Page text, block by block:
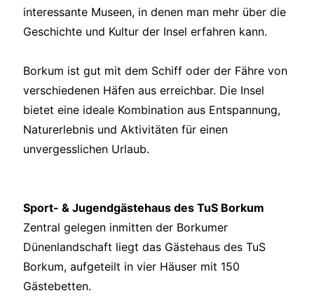
interessante Museen, in denen man mehr über die
Geschichte und Kultur der Insel erfahren kann.
Borkum ist gut mit dem Schiff oder der Fähre von
verschiedenen Häfen aus erreichbar. Die Insel
bietet eine ideale Kombination aus Entspannung,
Naturerlebnis und Aktivitäten für einen
unvergesslichen Urlaub.
Sport- & Jugendgästehaus des TuS Borkum
Zentral gelegen inmitten der Borkumer
Dünenlandschaft liegt das Gästehaus des TuS
Borkum, aufgeteilt in vier Häuser mit 150
Gästebetten.